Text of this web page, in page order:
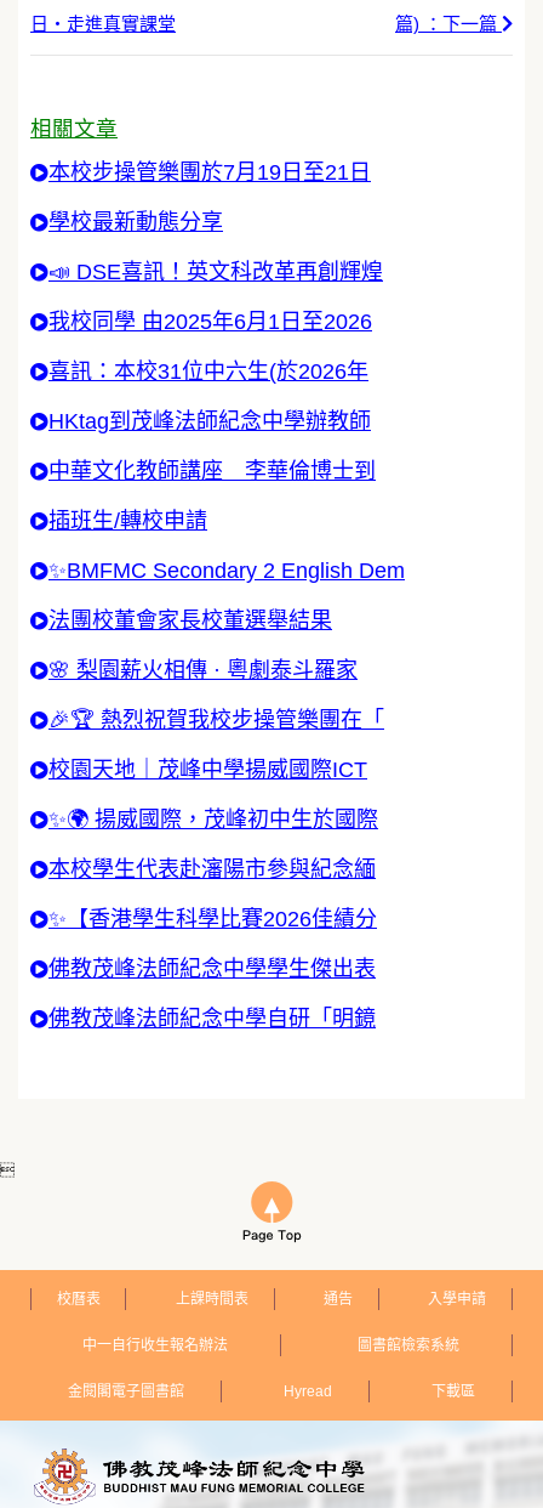
日・走進真實課堂
篇) ：下一篇
相關文章
本校步操管樂團於7月19日至21日
學校最新動態分享
📣 DSE喜訊！英文科改革再創輝煌
我校同學 由2025年6月1日至2026
喜訊：本校31位中六生(於2026年
HKtag到茂峰法師紀念中學辦教師
中華文化教師講座 李華倫博士到
插班生/轉校申請
✨BMFMC Secondary 2 English Dem
法團校董會家長校董選舉結果
🌸 梨園薪火相傳 · 粵劇泰斗羅家
🎉🏆 熱烈祝賀我校步操管樂團在「
校園天地｜茂峰中學揚威國際ICT
✨🌍 揚威國際，茂峰初中生於國際
本校學生代表赴瀋陽市參與紀念緬
✨【香港學生科學比賽2026佳績分
佛教茂峰法師紀念中學學生傑出表
佛教茂峰法師紀念中學自研「明鏡

校曆表 上課時間表 通告 入學申請
中一自行收生報名辦法 圖書館檢索系統
金閱閣電子圖書館 Hyread 下載區